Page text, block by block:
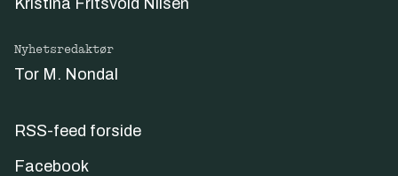
Nyhetsredaktør
Tor M. Nondal
RSS-feed forside
Facebook